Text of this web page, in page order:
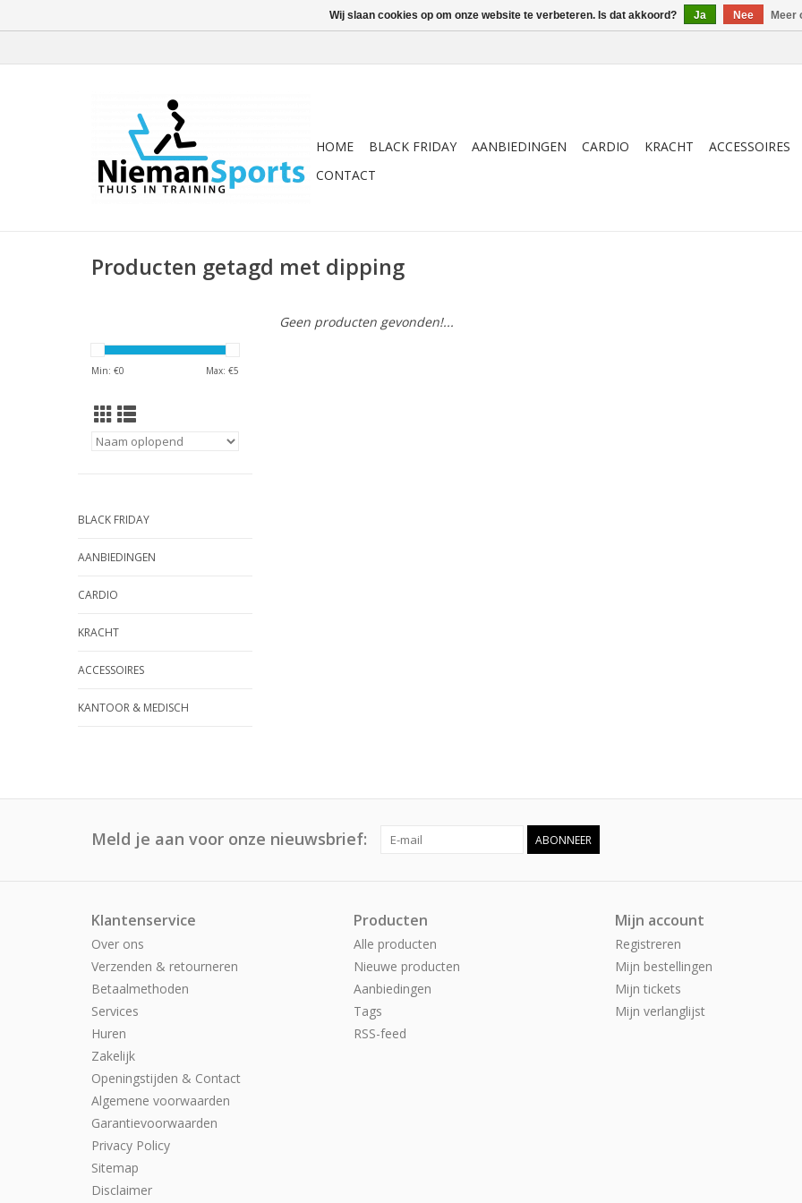
HOME BLACK FRIDAY AANBIEDINGEN CARDIO KRACHT
ACCESSOIRES
CONTACT
Producten getagd met dipping
Min: €0 Max: €5
BLACK FRIDAY
AANBIEDINGEN
CARDIO
KRACHT
ACCESSOIRES
KANTOOR & MEDISCH
Geen producten gevonden!...
Meld je aan voor onze nieuwsbrief: ABONNEER
Klantenservice
Over ons
Verzenden & retourneren
Betaalmethoden
Services
Huren
Zakelijk
Openingstijden & Contact
Algemene voorwaarden
Garantievoorwaarden
Privacy Policy
Sitemap
Disclaimer
Producten
Alle producten
Nieuwe producten
Aanbiedingen
Tags
RSS-feed
Mijn account
Registreren
Mijn bestellingen
Mijn tickets
Mijn verlanglijst
Wij slaan cookies op om onze website te verbeteren. Is dat akkoord? Ja Nee Meer